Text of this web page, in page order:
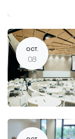
OCT.
08